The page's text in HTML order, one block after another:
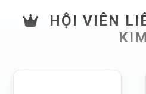
HỘI VIÊN
KIM